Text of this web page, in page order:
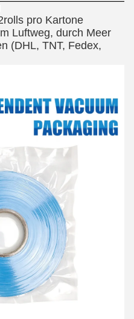
pro Kartone
Luftweg, durch Meer
(DHL, TNT, Fedex,